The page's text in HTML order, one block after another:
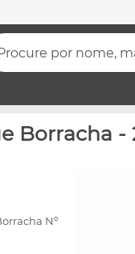
por nome,
Borracha -
Nº